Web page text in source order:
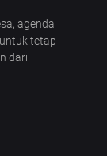
agenda
tetap
dari